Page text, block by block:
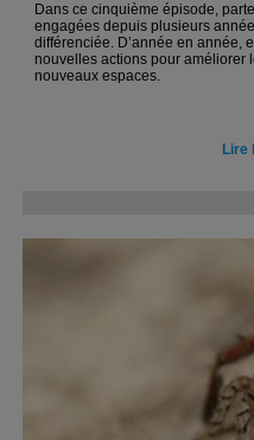
Dans ce cinquième épisode,
engagées depuis plusieurs
différenciée. D’année en année,
nouvelles actions pour améliorer
nouveaux espaces.
Lire